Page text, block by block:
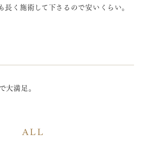
長く施術して下さるので安いくらい。
大満足。
ALL